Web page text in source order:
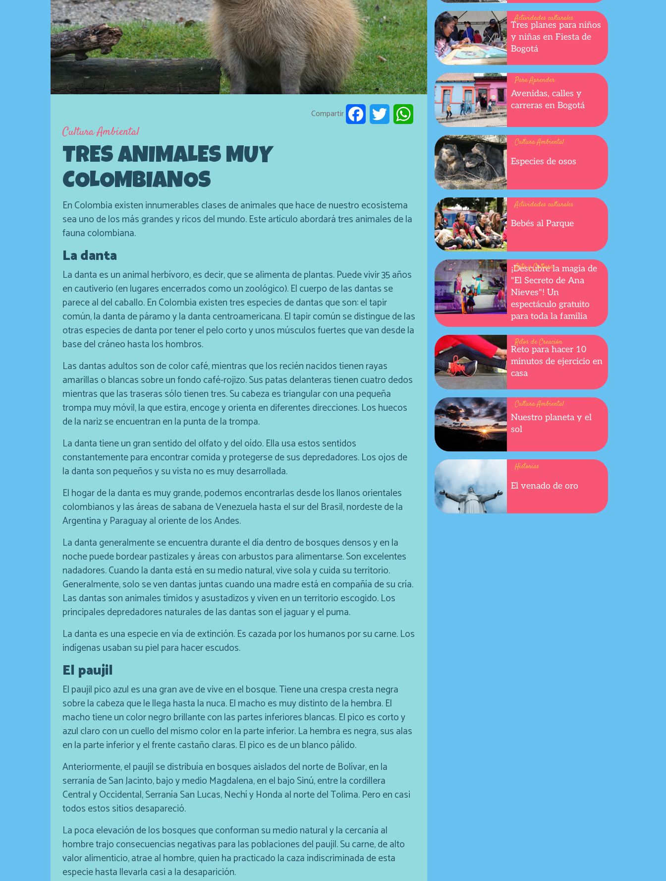
Compartir FacebookTwitter WhatsApp
Cultura Ambiental
TRES ANIMALES MUY
COLOMBIANOS
En Colombia existen innumerables clases de animales que hace de nuestro ecosistema
sea uno de los más grandes y ricos del mundo. Este artículo abordará tres animales de la
fauna colombiana.
La danta
La danta es un animal herbívoro, es decir, que se alimenta de plantas. Puede vivir 35 años
en cautiverio (en lugares encerrados como un zoológico). El cuerpo de las dantas se
parece al del caballo. En Colombia existen tres especies de dantas que son: el tapir
común, la danta de páramo y la danta centroamericana. El tapir común se distingue de las
otras especies de danta por tener el pelo corto y unos músculos fuertes que van desde la
base del cráneo hasta los hombros.
Las dantas adultos son de color café, mientras que los recién nacidos tienen rayas
amarillas o blancas sobre un fondo café-rojizo. Sus patas delanteras tienen cuatro dedos
mientras que las traseras sólo tienen tres. Su cabeza es triangular con una pequeña
trompa muy móvil, la que estira, encoge y orienta en diferentes direcciones. Los huecos
de la nariz se encuentran en la punta de la trompa.
La danta tiene un gran sentido del olfato y del oído. Ella usa estos sentidos
constantemente para encontrar comida y protegerse de sus depredadores. Los ojos de
la danta son pequeños y su vista no es muy desarrollada.
El hogar de la danta es muy grande, podemos encontrarlas desde los llanos orientales
colombianos y las áreas de sabana de Venezuela hasta el sur del Brasil, nordeste de la
Argentina y Paraguay al oriente de los Andes.
La danta generalmente se encuentra durante el día dentro de bosques densos y en la
noche puede bordear pastizales y áreas con arbustos para alimentarse. Son excelentes
nadadores. Cuando la danta está en su medio natural, vive sola y cuida su territorio.
Generalmente, solo se ven dantas juntas cuando una madre está en compañía de su cría.
Las dantas son animales tímidos y asustadizos y viven en un territorio escogido. Los
principales depredadores naturales de las dantas son el jaguar y el puma.
La danta es una especie en vía de extinción. Es cazada por los humanos por su carne. Los
indígenas usaban su piel para hacer escudos.
El paujil
El paujil pico azul es una gran ave de vive en el bosque. Tiene una crespa cresta negra
sobre la cabeza que le llega hasta la nuca. El macho es muy distinto de la hembra. El
macho tiene un color negro brillante con las partes inferiores blancas. El pico es corto y
azul claro con un cuello del mismo color en la parte inferior. La hembra es negra, sus alas
en la parte inferior y el frente castaño claras. El pico es de un blanco pálido.
Anteriormente, el paujíl se distribuía en bosques aislados del norte de Bolívar, en la
serranía de San Jacinto, bajo y medio Magdalena, en el bajo Sinú, entre la cordillera
Central y Occidental, Serranía San Lucas, Nechí y Honda al norte del Tolima. Pero en casi
todos estos sitios desapareció.
La poca elevación de los bosques que conforman su medio natural y la cercanía al
hombre trajo consecuencias negativas para las poblaciones del paujil. Su carne, de alto
valor alimenticio, atrae al hombre, quien ha practicado la caza indiscriminada de esta
especie hasta llevarla casi a la desaparición.
Actividades culturales
Tres planes para niños
y niñas en Fiesta de
Bogotá
Para Aprender
Avenidas, calles y
carreras en Bogotá
Cultura Ambiental
Especies de osos
Actividades culturales
Bebés al Parque
Arte y Cultura
¡Descubre la magia de
"El Secreto de Ana
Nieves"! Un
espectáculo gratuito
para toda la familia
Retos de Creación
Reto para hacer 10
minutos de ejercicio en
casa
Cultura Ambiental
Nuestro planeta y el
sol
Historias
El venado de oro